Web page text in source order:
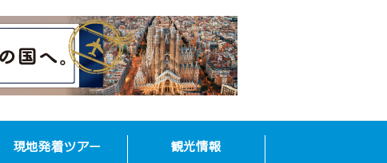
現地発着ツアー 観光情報